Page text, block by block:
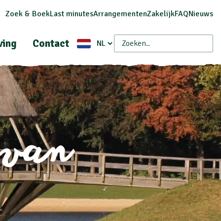
Zoek & BoekLast minutesArrangementenZakelijkFAQNieuws
Contact